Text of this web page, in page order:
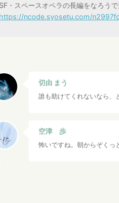
SF・スペースオペラの長編をなろうで
https://ncode.syosetu.com/
切由 まう
誰も助けてくれないなら、
空津 歩
怖いですね。朝からぞくっ